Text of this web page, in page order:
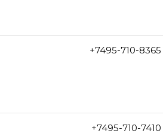
+7495-710-8365
+7495-710-7410